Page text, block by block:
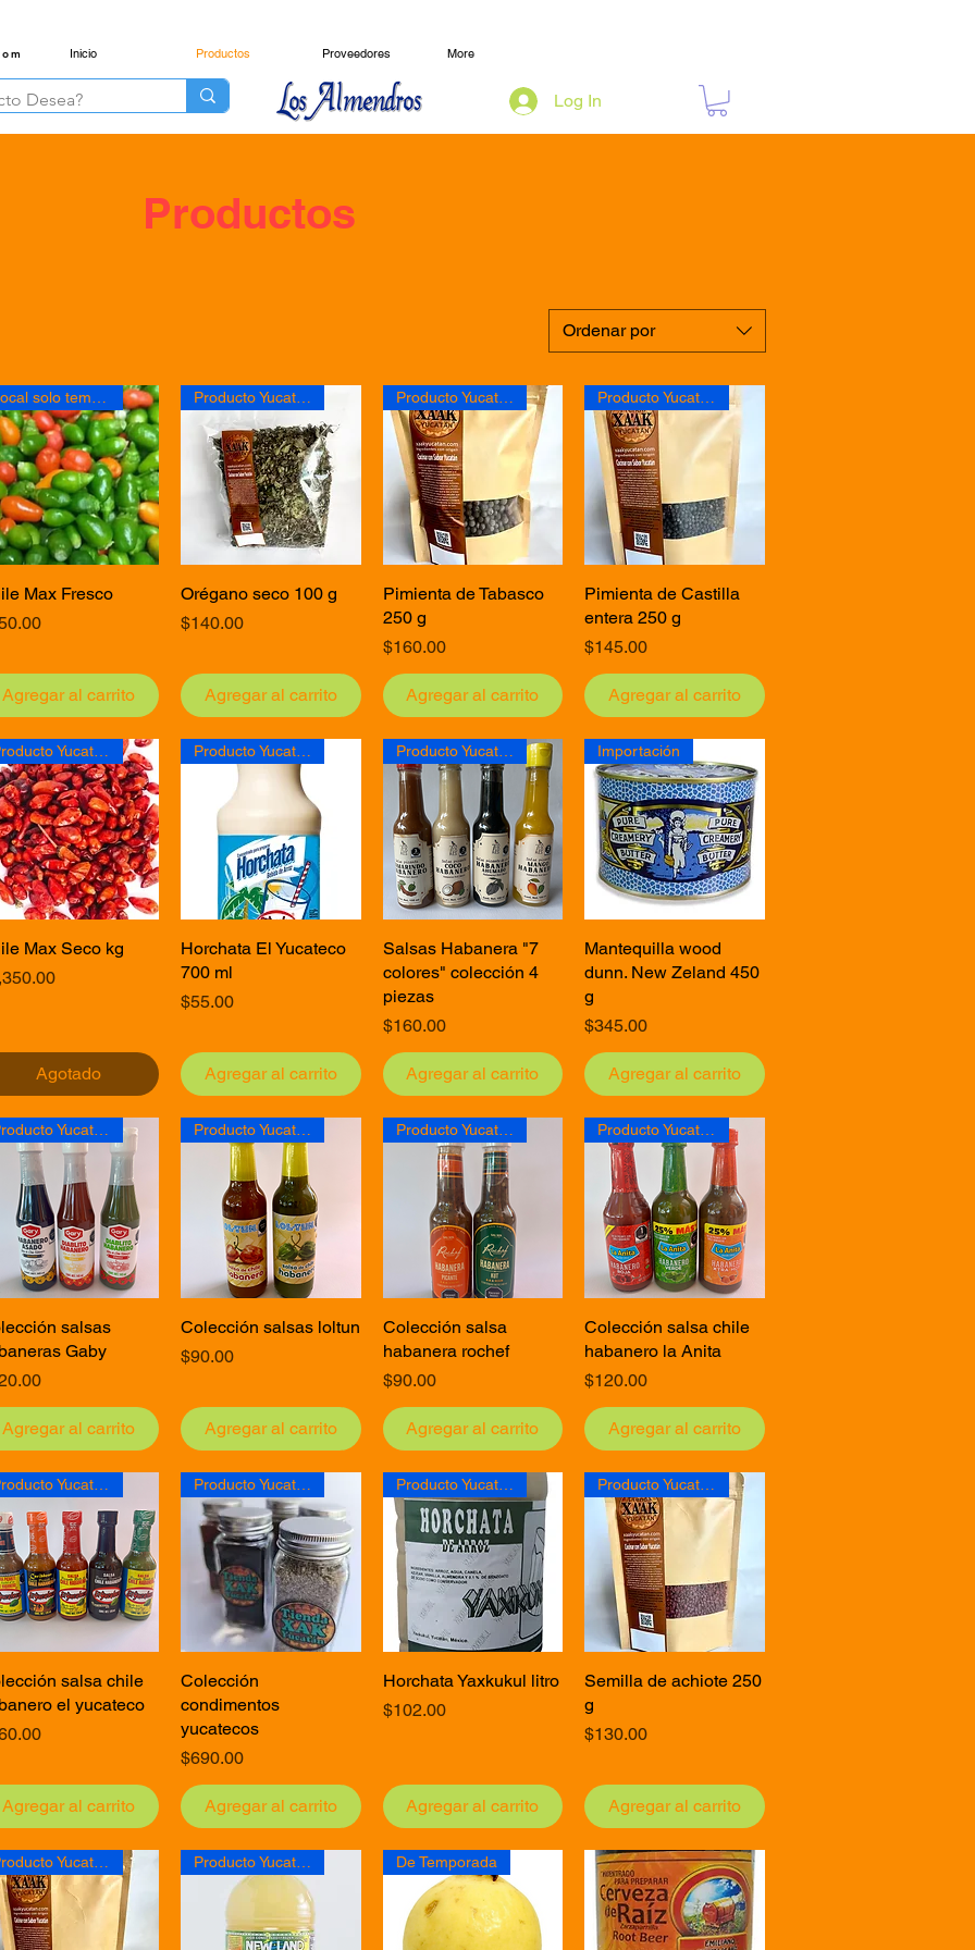
Inicio Productos Proveedores More
Log In
Productos
Ordenar por
Vista rápida
Max Fresco
Agregar al carrito
Vista rápida
Producto Yucateco
Orégano seco 100 g
Precio
$140.00
Agregar al carrito
Vista rápida
Producto Yucateco
Pimienta de Tabasco
250 g
Precio
$160.00
Agregar al carrito
Vista rápida
Pimienta de Castilla
entera 250 g
Precio
$145.00
Agregar al carrito
Vista rápida
Producto Yucateco
Max Seco kg
Agotado
Vista rápida
Producto Yucateco
Horchata El Yucateco
700 ml
Precio
$55.00
Agregar al carrito
Vista rápida
Producto Yucateco
Salsas Habanera "7
colores" colección 4
piezas
Precio
$160.00
Agregar al carrito
Vista rápida
Importación
Mantequilla wood
dunn. New Zeland 450
g
Precio
$345.00
Agregar al carrito
Vista rápida
salsas
Gaby
Agregar al carrito
Vista rápida
Producto Yucateco
Colección salsas loltun
Precio
$90.00
Agregar al carrito
Vista rápida
Producto Yucateco
Colección salsa
habanera rochef
Precio
$90.00
Agregar al carrito
Vista rápida
Colección salsa chile
habanero la Anita
Precio
$120.00
Agregar al carrito
Vista rápida
salsa chile
el yucateco
Agregar al carrito
Vista rápida
Producto Yucateco
Colección
condimentos
yucatecos
Precio
$690.00
Agregar al carrito
Vista rápida
Producto Yucateco
Horchata Yaxkukul litro
Precio
$102.00
Agregar al carrito
Vista rápida
Semilla de achiote 250
g
Precio
$130.00
Agregar al carrito
Producto Yucateco Producto Yucateco De Temporada